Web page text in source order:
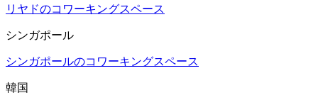
リヤドのコワーキングスペース
シンガポール
シンガポールのコワーキングスペース
韓国